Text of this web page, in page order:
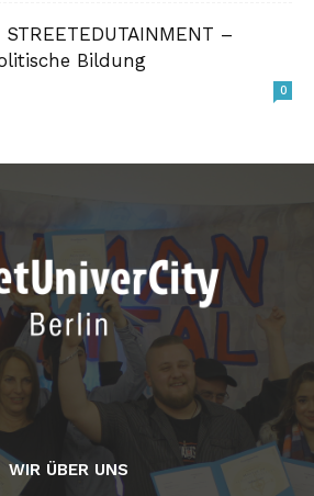
–
Bildung
0
WIR ÜBER UNS